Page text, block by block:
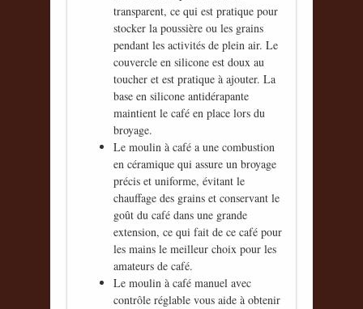
transparent, ce qui est pratique pour
stocker la poussière ou les grains
pendant les activités de plein air. Le
couvercle en silicone est doux au
toucher et est pratique à ajouter. La
base en silicone antidérapante
maintient le café en place lors du
broyage.
Le moulin à café a une combustion
en céramique qui assure un broyage
précis et uniforme, évitant le
chauffage des grains et conservant le
goût du café dans une grande
extension, ce qui fait de ce café pour
les mains le meilleur choix pour les
amateurs de café.
Le moulin à café manuel avec
contrôle réglable vous aide à obtenir